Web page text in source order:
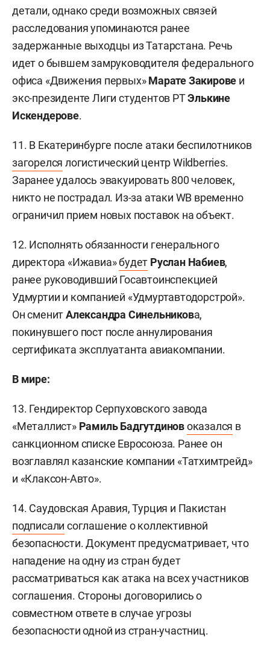
детали, однако среди возможных связей
расследования упоминаются ранее
задержанные выходцы из Татарстана. Речь
идет о бывшем замруководителя федерального
офиса «Движения первых»Марате Закирове и
экс-президенте Лиги студентов РТЭлькине
Искендерове.
11. В Екатеринбурге после атаки беспилотников
загорелся логистический центр Wildberries.
Заранее удалось эвакуировать 800 человек,
никто не пострадал. Из-за атаки WB временно
ограничил прием новых поставок на объект.
12. Исполнять обязанности генерального
директора «Ижавиа»будет Руслан Набиев,
ранее руководивший Госавтоинспекцией
Удмуртии и компанией «Удмуртавтодорстрой».
Он сменитАлександра Синельникова,
покинувшего пост после аннулирования
сертификата эксплуатанта авиакомпании.
В мире:
13. Гендиректор Серпуховского завода
«Металлист» Рамиль Бадгутдиновоказался в
санкционном списке Евросоюза. Ранее он
возглавлял казанские компании «Татхимтрейд»
и «Клаксон-Авто».
14. Саудовская Аравия, Турция и Пакистан
подписали соглашение о коллективной
безопасности. Документ предусматривает, что
нападение на одну из стран будет
рассматриваться как атака на всех участников
соглашения. Стороны договорились о
совместном ответе в случае угрозы
безопасности одной из стран-участниц.